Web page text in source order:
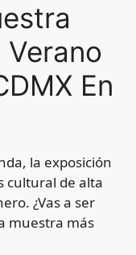
Verano
En
la exposición
cultural de alta
¿Vas a ser
muestra más